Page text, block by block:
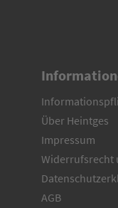
Über Heintges
Impressum
Widerrufsrecht
AGB